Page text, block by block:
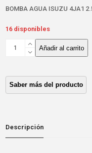
BOMBA AGUA ISUZU 4JA1
16 disponibles
BOMBA
4JA1
2.5/4JB1
2.8/4JG2
cantidad
Añadir al carrito
Descripción